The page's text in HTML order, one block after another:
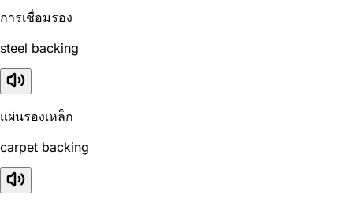
การเชื่อมรอง
steel backing
แผ่นรองเหล็ก
carpet backing